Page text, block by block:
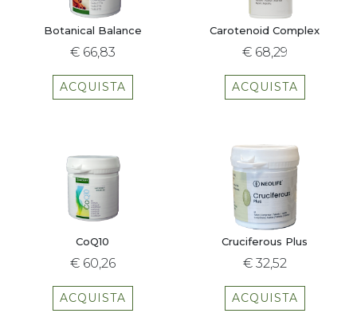
Botanical Balance
€ 66,83
ACQUISTA
Carotenoid Complex
€ 68,29
ACQUISTA
CoQ10
€ 60,26
ACQUISTA
Cruciferous Plus
€ 32,52
ACQUISTA